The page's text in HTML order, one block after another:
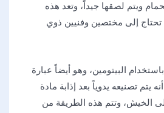
ويتم لصقها جيداً، وتعد هذه
تحتاج إلى مختصين وفنيين ذوي
البيتومين، وهو أيضاً عبارة
تصنيعه يدوياً بعد إذابة مادة
الخيش، وتتم هذه الطريقة من